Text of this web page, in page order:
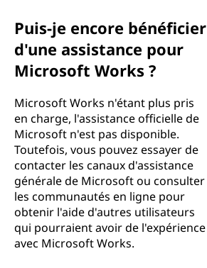
Puis-je encore bénéficier
d'une assistance pour
Microsoft Works ?
Microsoft Works n'étant plus pris
en charge, l'assistance officielle de
Microsoft n'est pas disponible.
Toutefois, vous pouvez essayer de
contacter les canaux d'assistance
générale de Microsoft ou consulter
les communautés en ligne pour
obtenir l'aide d'autres utilisateurs
qui pourraient avoir de l'expérience
avec Microsoft Works.